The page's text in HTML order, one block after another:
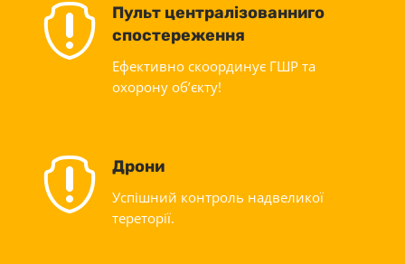

Пульт централізованниго
спостереження
Ефективно скоординує ГШР та
охорону об’єкту!
 Дрони
Успішний контроль надвеликої
тереторії.